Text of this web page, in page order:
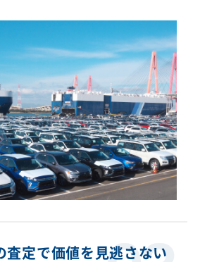
査定で価値を見逃さない